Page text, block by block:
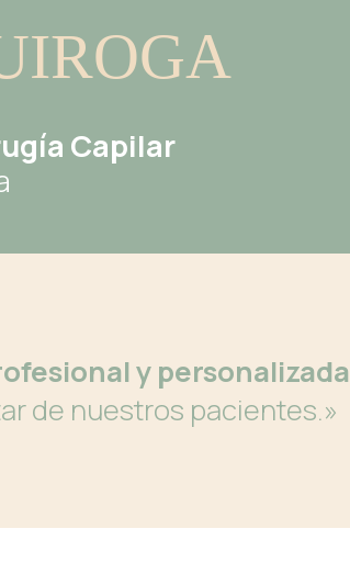
Capilar
y personalizada
de nuestros pacientes.»